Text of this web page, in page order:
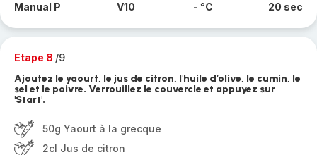
Manual P V10 - °C 20 sec
Etape 8 /9
Ajoutez le yaourt, le jus de citron, l'huile d’olive, le cumin, le
sel et le poivre. Verrouillez le couvercle et appuyez sur
'Start'.
50g Yaourt à la grecque
2cl Jus de citron